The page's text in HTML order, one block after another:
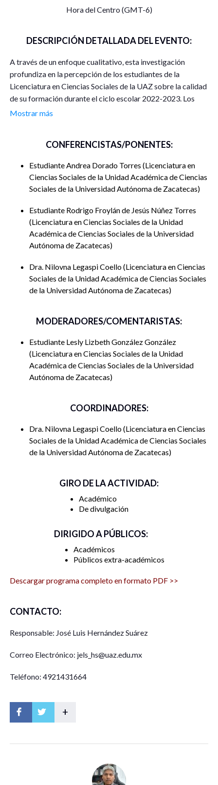
Hora del Centro (GMT-6)
DESCRIPCIÓN DETALLADA DEL EVENTO:
A través de un enfoque cualitativo, esta investigación
profundiza en la percepción de los estudiantes de la
Licenciatura en Ciencias Sociales de la UAZ sobre la calidad
de su formación durante el ciclo escolar 2022-2023. Los
resultados obtenidos, basados en sus propias voces,
mejora en la educación superior.
Mostrar más
CONFERENCISTAS/PONENTES:
Estudiante Andrea Dorado Torres Licenciatura en
Ciencias Sociales de la Unidad Académica de Ciencias
Sociales de la Universidad Autónoma de Zacatecas
Estudiante Rodrigo Froylán de Jesús Núñez Torres
Licenciatura en Ciencias Sociales de la Unidad
Académica de Ciencias Sociales de la Universidad
Autónoma de Zacatecas
Dra. Nilovna Legaspi Coello Licenciatura en Ciencias
Sociales de la Unidad Académica de Ciencias Sociales
de la Universidad Autónoma de Zacatecas
MODERADORES/COMENTARISTAS:
Estudiante Lesly Lizbeth González González
Licenciatura en Ciencias Sociales de la Unidad
Académica de Ciencias Sociales de la Universidad
Autónoma de Zacatecas
COORDINADORES:
Dra. Nilovna Legaspi Coello Licenciatura en Ciencias
Sociales de la Unidad Académica de Ciencias Sociales
de la Universidad Autónoma de Zacatecas
GIRO DE LA ACTIVIDAD:
Académico
De divulgación
DIRIGIDO A PÚBLICOS:
Académicos
Públicos extra-académicos
Descargar programa completo en formato PDF >>
CONTACTO:
Responsable: José Luis Hernández Suárez
Correo Electrónico: jels_hs@uaz.edu.mx
Teléfono: 4921431664
+